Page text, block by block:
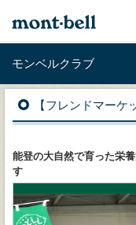
モンベルクラブ
【フレンドマーケ
能登の大自然で育った栄
す